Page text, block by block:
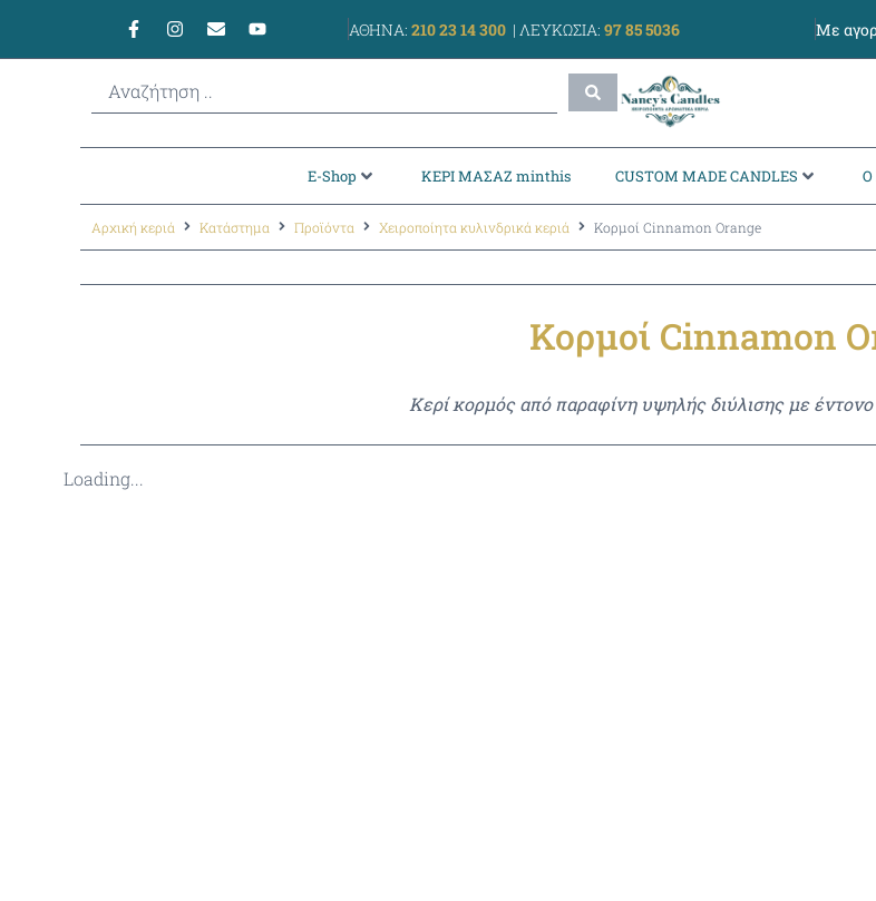
ΑΘΗΝΑ: 210 23 14 300 | ΛΕΥΚΩΣΙΑ: 97 85 5036 Με
E-Shop ΚΕΡΙ ΜΑΣΑΖ minthis CUSTOM MADE CANDLES Ο
Αρχική κεριά Κατάστημα Προϊόντα Χειροποίητα κυλινδρικά κεριά Κορμοί Cinnamon Orange
Κορμοί Cinnamon
Κερί κορμός από παραφίνη υψηλής διύλισης με
Loading...